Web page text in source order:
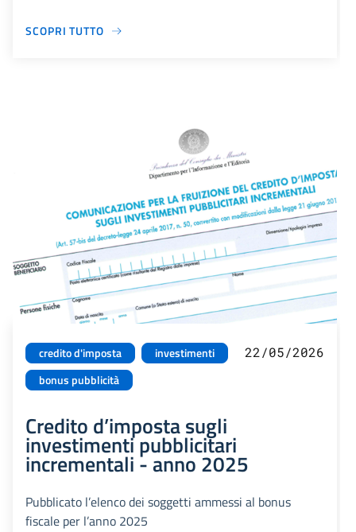
SCOPRI TUTTO
credito d'imposta
investimenti
bonus pubblicità
22/05/2026
Credito d’imposta sugli
investimenti pubblicitari
incrementali - anno 2025
Pubblicato l’elenco dei soggetti ammessi al bonus
fiscale per l’anno 2025